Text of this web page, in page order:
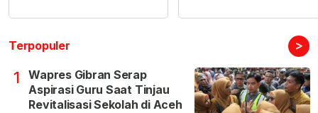
Terpopuler >
1
Wapres Gibran Serap
Aspirasi Guru Saat Tinjau
Revitalisasi Sekolah di Aceh